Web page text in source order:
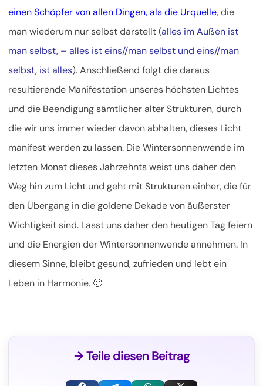
einen Schöpfer von allen Dingen, als die Urquelle, die
man wiederum nur selbst darstellt (alles im Außen ist
man selbst, – alles ist eins//man selbst und eins//man
selbst, ist alles). Anschließend folgt die daraus
resultierende Manifestation unseres höchsten Lichtes
und die Beendigung sämtlicher alter Strukturen, durch
die wir uns immer wieder davon abhalten, dieses Licht
manifest werden zu lassen. Die Wintersonnenwende im
letzten Monat dieses Jahrzehnts weist uns daher den
Weg hin zum Licht und geht mit Strukturen einher, die für
den Übergang in die goldene Dekade von äußerster
Wichtigkeit sind. Lasst uns daher den heutigen Tag feiern
und die Energien der Wintersonnenwende annehmen. In
diesem Sinne, bleibt gesund, zufrieden und lebt ein
Leben in Harmonie. 🙂
→ Teile diesen Beitrag